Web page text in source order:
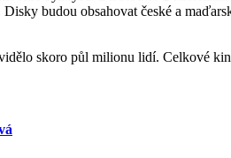
budou obsahovat české a
skoro půl milionu lidí. Celkové